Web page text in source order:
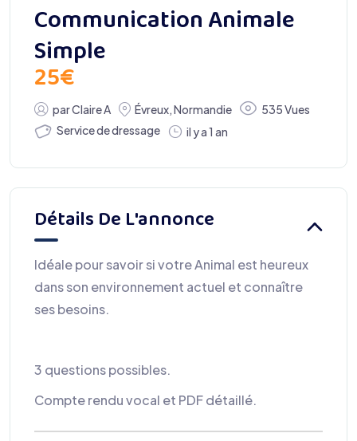
Communication Animale
Simple
25€
parClaire A Évreux Normandie
535 Vues
Service de dressage
il y a 1 an
Détails De L'annonce
Idéale pour savoir si votre Animal est heureux
dans son environnement actuel et connaître
ses besoins.
3 questions possibles.
Compte rendu vocal et PDF détaillé.